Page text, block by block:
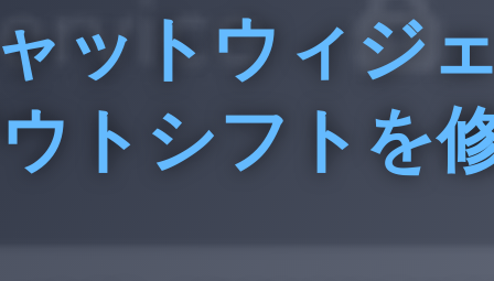
ットウィジ
トシフトを